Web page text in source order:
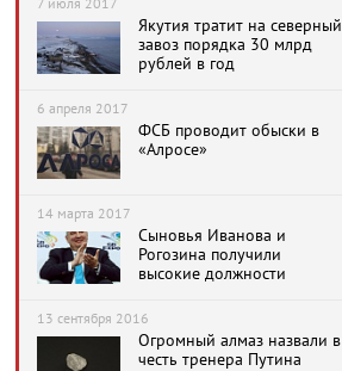
7 июля 2017
Якутия тратит на северный
завоз порядка 30 млрд
рублей в год
6 апреля 2017
ФСБ проводит обыски в
«Алросе»
14 марта 2017
Сыновья Иванова и
Рогозина получили
высокие должности
13 сентября 2016
Огромный алмаз назвали в
честь тренера Путина